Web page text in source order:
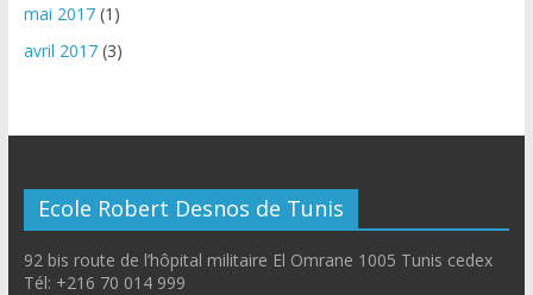
mai 2017(1)
avril 2017(3)
Ecole Robert Desnos de Tunis
92 bis route de l’hôpital militaire El Omrane 1005 Tunis cedex
Tél: +216 70 014 999